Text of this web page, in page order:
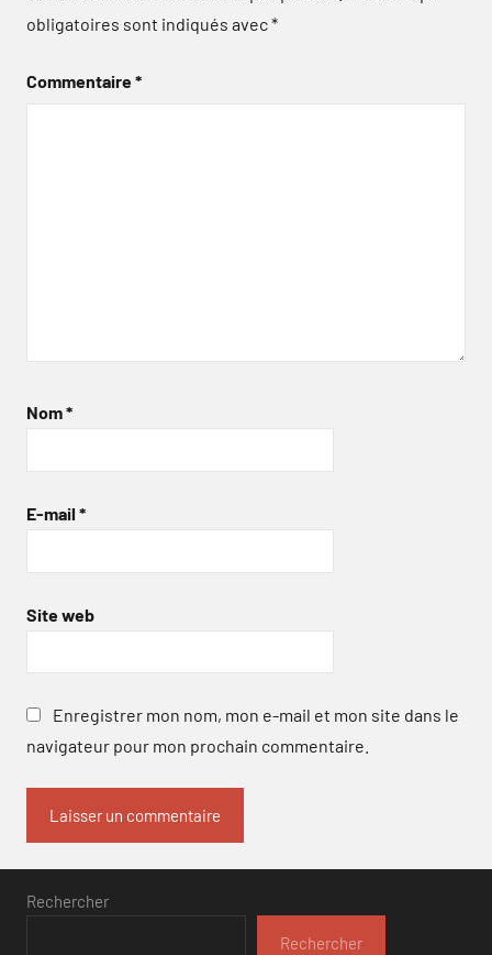
obligatoires sont indiqués avec*
Commentaire*
Nom*
E-mail *
Site web
Enregistrer mon nom, mon e-mail et mon site dans le
navigateur pour mon prochain commentaire.
Rechercher
Rechercher